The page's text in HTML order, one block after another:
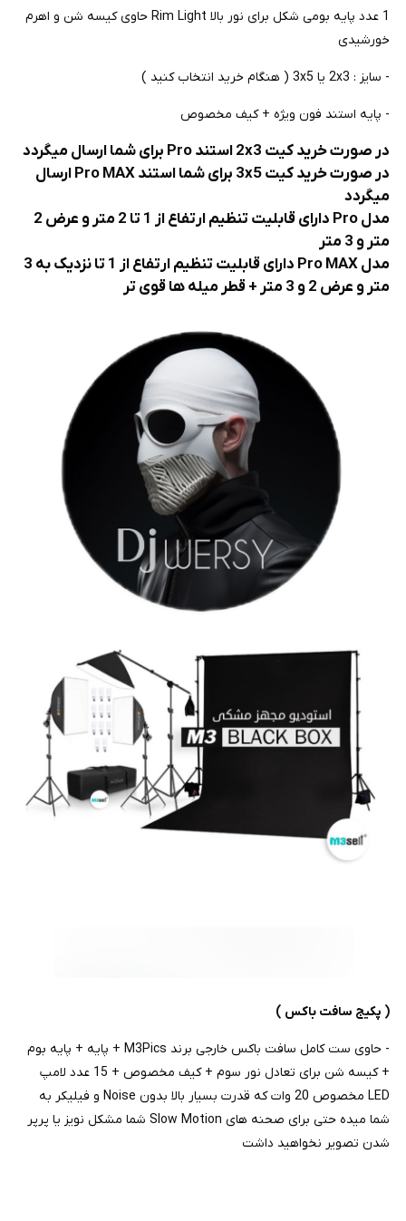
1 عدد پایه بومی شکل برای نور بالا Rim Light حاوی کیسه شن و اهرم
خورشیدی
- سایز : 2x3 یا 3x5 ( هنگام خرید انتخاب کنید )
- پایه استند فون ویژه + کیف مخصوص
در صورت خرید کیت 2x3 استند Pro برای شما ارسال میگردد
در صورت خرید کیت 3x5 برای شما استند Pro MAX ارسال
میگردد
مدل Pro دارای قابلیت تنظیم ارتفاع از 1 تا 2 متر و عرض 2
متر و 3 متر
مدل Pro MAX دارای قابلیت تنظیم ارتفاع از 1 تا نزدیک به 3
متر و عرض 2 و 3 متر + قطر میله ها قوی تر
( پکیج سافت باکس )
- حاوی ست کامل سافت باکس خارجی برند M3Pics + پایه + پایه بوم
+ کیسه شن برای تعادل نور سوم + کیف مخصوص + 15 عدد لامپ
LED مخصوص 20 وات که قدرت بسیار بالا بدون Noise و فیلیکر به
شما میده حتی برای صحنه های Slow Motion شما مشکل نویز یا پرپر
شدن تصویر نخواهید داشت